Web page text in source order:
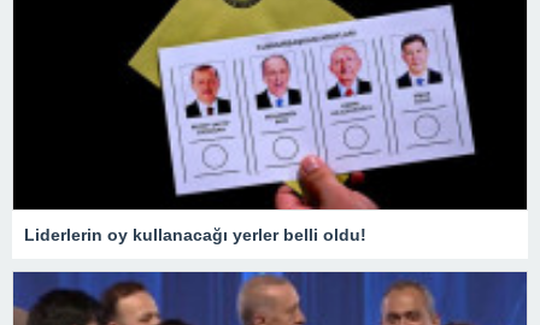
Liderlerin oy kullanacağı yerler belli oldu!